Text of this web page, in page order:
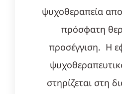
ψυχοθεραπεία
πρόσφατη
προσέγγιση. Η
στηρίζεται στη